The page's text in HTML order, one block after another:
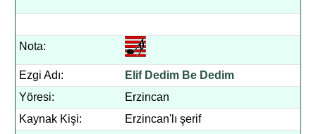
Nota:
Ezgi Adı:
Elif Dedim Be Dedim
Yöresi:
Erzincan
Kaynak Kişi:
Erzincan'lı şerif